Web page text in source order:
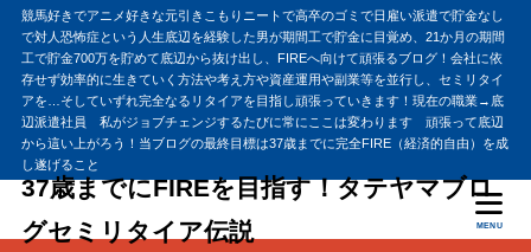
競馬好きでアニメ好きな元引きこもりニートで高卒のゴミで日雇い派遣で貯金なし
で対人恐怖症という人生底辺を経験した男が期間工で貯金に目覚め、21か月の期間
工で貯金700万を貯めて底辺から抜け出し、FIREへ向けて頑張るブログ！会社に依
存せず効率的に生きていく方法や考え方や資産運用や副業等を並行し、セミリタイ
アを…そしていずれ完全なるリタイアを目指し頑張っていきます！現在の職業→底
辺派遣社員 私がジョブチェンジするたびに常にここは変わります 頑張って底辺
から這い上がろう！当ブログの最終目標は37歳までに完全FIRE（経済的自由）を成
し遂げること
37歳までにFIREを目指す！タテヤマブロ
グセミリタイア伝説
MENU